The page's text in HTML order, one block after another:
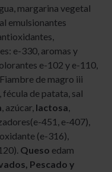
margarina vegetal
emulsionantes
e-330, aromas y
e-102 y e-110,
de magro iii
de patata, sal
, azúcar, lactosa,
451, e-407),
(e-316),
Queso edam
Pescado y